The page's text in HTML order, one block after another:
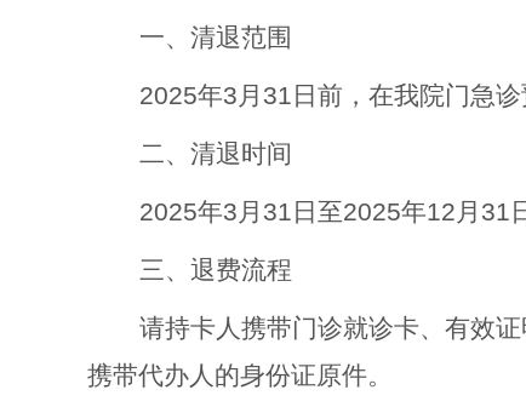
一、清退范围
2025年3 月 31日前，在我院门急
二、清退时间
2025年3月31日至2025年12月31
三、退费流程
请持卡人携带门诊就诊卡、有效
携带代办人的身份证原件。